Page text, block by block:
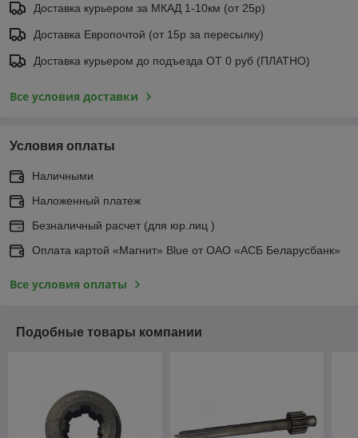
Доставка курьером за МКАД 1-10км (от 25р)
Доставка Европочтой (от 15р за пересылку)
Доставка курьером до подъезда ОТ 0 руб (ПЛАТНО)
Все условия доставки
Условия оплаты
Наличными
Наложенный платеж
Безналичный расчет (для юр.лиц )
Оплата картой «Магнит» Blue от ОАО «АСБ Беларусбанк»
Все условия оплаты
Подобные товары компании